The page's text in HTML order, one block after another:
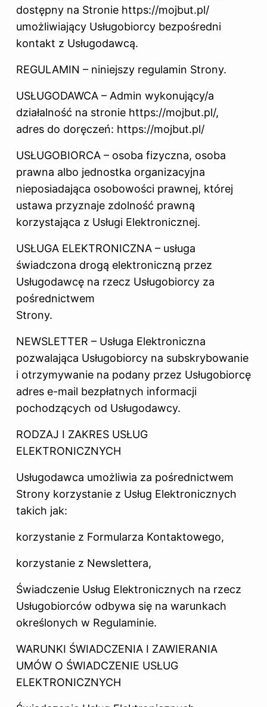
dostępny na Stronie https://mojbut.pl/
umożliwiający Usługobiorcy bezpośredni
kontakt z Usługodawcą.
REGULAMIN – niniejszy regulamin Strony.
USŁUGODAWCA – Admin wykonujący/a
działalność na stronie https://mojbut.pl/,
adres do doręczeń: https://mojbut.pl/
USŁUGOBIORCA – osoba fizyczna, osoba
prawna albo jednostka organizacyjna
nieposiadająca osobowości prawnej, której
ustawa przyznaje zdolność prawną
korzystająca z Usługi Elektronicznej.
USŁUGA ELEKTRONICZNA – usługa
świadczona drogą elektroniczną przez
Usługodawcę na rzecz Usługobiorcy za
pośrednictwem
Strony.
NEWSLETTER – Usługa Elektroniczna
pozwalająca Usługobiorcy na subskrybowanie
i otrzymywanie na podany przez Usługobiorcę
adres e-mail bezpłatnych informacji
pochodzących od Usługodawcy.
RODZAJ I ZAKRES USŁUG
ELEKTRONICZNYCH
Usługodawca umożliwia za pośrednictwem
Strony korzystanie z Usług Elektronicznych
takich jak:
korzystanie z Formularza Kontaktowego,
korzystanie z Newslettera,
Świadczenie Usług Elektronicznych na rzecz
Usługobiorców odbywa się na warunkach
określonych w Regulaminie.
WARUNKI ŚWIADCZENIA I ZAWIERANIA
UMÓW O ŚWIADCZENIE USŁUG
ELEKTRONICZNYCH